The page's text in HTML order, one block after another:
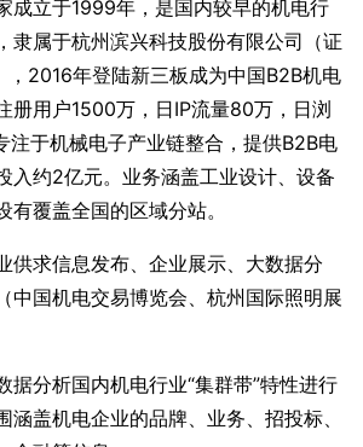
成立于1999年，是国内较早的机电行
隶属于杭州滨兴科技股份有限公司（证
2016年登陆新三板成为中国B2B机电
册用户1500万，日IP流量80万，日浏
注于机械电子产业链整合，提供B2B电
入约2亿元。业务涵盖工业设计、设备
有覆盖全国的区域分站。
供求信息发布、企业展示、大数据分
中国机电交易博览会、杭州国际照明展
据分析国内机电行业“集群带”特性进行
涵盖机电企业的品牌、业务、招投标、